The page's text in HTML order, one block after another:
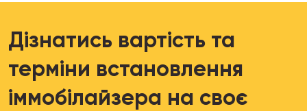
Дізнатись вартість та
терміни встановлення
іммобілайзера на своє